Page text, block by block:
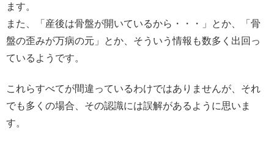
ます。
また、「産後は骨盤が開いているから・・・」とか、「骨
盤の歪みが万病の元」とか、そういう情報も数多く出回っ
ているようです。
これらすべてが間違っているわけではありませんが、それ
でも多くの場合、その認識には誤解があるように思いま
す。